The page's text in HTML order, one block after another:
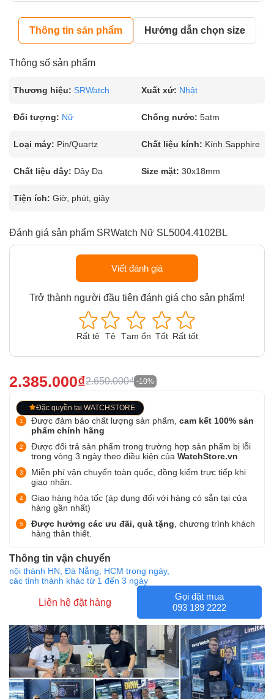
Thông tin sản phẩm Hướng dẫn chọn size
Thông số sản phẩm
Thương hiệu: SRWatch Xuất xứ: Nhật
Đối tượng: Nữ Chống nước: 5atm
Loại máy: Pin/Quartz Chất liệu kính: Kính Sapphire
Chất liệu dây: Dây Da Size mặt: 30x18mm
Tiện ích: Giờ, phút, giây
Đánh giá sản phẩm SRWatch Nữ SL5004.4102BL
Viết đánh giá
Trở thành người đầu tiên đánh giá cho sản phẩm!
Rất tệ Tệ Tạm ổn Tốt Rất tốt
2.385.000₫2.650.000₫ -10%
Đặc quyền tại WATCHSTORE
Được đảm bảo chất lượng sản phẩm, cam kết 100% sản
phẩm chính hãng
Được đổi trả sản phẩm trong trường hợp sản phẩm bị lỗi
trong vòng 3 ngày theo điều kiện của WatchStore.vn
Miễn phí vận chuyển toàn quốc, đồng kiểm trực tiếp khi
giao nhận.
Giao hàng hỏa tốc (áp dụng đối với hàng có sẵn tại cửa
hàng gần nhất)
Được hưởng các ưu đãi, quà tặng , chương trình khách
hàng thân thiết.
Thông tin vận chuyển
nội thành HN, Đà Nẵng, HCM trong ngày,
các tỉnh thành khác từ 1 đến 3 ngày
Liên hệ đặt hàng
Gọi đặt mua
093 189 2222